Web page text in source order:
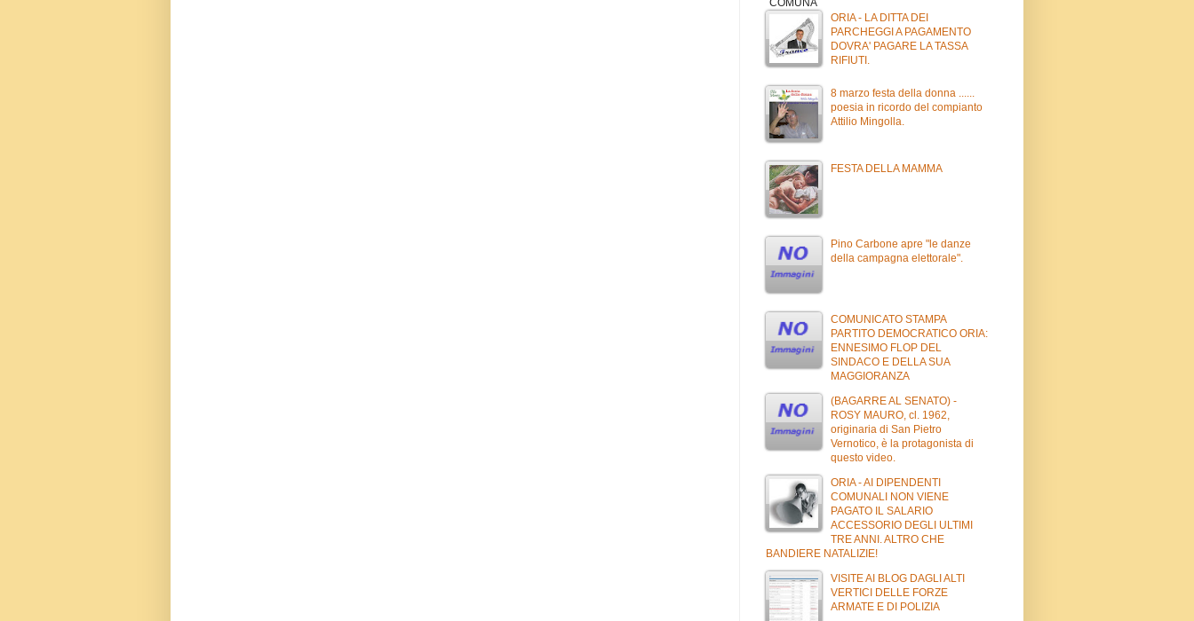
ORIA - LA DITTA DEI
PARCHEGGI A PAGAMENTO
DOVRA' PAGARE LA TASSA
RIFIUTI.
8 marzo festa della donna ......
poesia in ricordo del compianto
Attilio Mingolla.
FESTA DELLA MAMMA
Pino Carbone apre "le danze
della campagna elettorale".
COMUNICATO STAMPA
PARTITO DEMOCRATICO ORIA:
ENNESIMO FLOP DEL
SINDACO E DELLA SUA
MAGGIORANZA
(BAGARRE AL SENATO) -
ROSY MAURO, cl. 1962,
originaria di San Pietro
Vernotico, è la protagonista di
questo video.
ORIA - AI DIPENDENTI
COMUNALI NON VIENE
PAGATO IL SALARIO
ACCESSORIO DEGLI ULTIMI
TRE ANNI. ALTRO CHE
BANDIERE NATALIZIE!
VISITE AI BLOG DAGLI ALTI
VERTICI DELLE FORZE
ARMATE E DI POLIZIA